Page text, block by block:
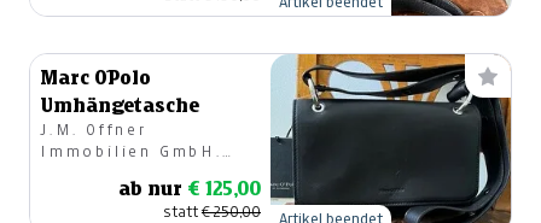
Marc O´Polo
Umhängetasche
J.M. Offner
Immobilien GmbH.
ab nur € 125,00
statt€ 250,00 Artikel beendet